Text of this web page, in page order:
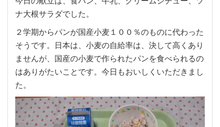
ナ大根サラダでした。
２学期からパンが国産小麦１００％のものに代わった
そうです。日本は、小麦の自給率は、決して高くあり
ませんが、国産の小麦で作られたパンを食べられるの
はありがたいことです。今日もおいしくいただきまし
た。